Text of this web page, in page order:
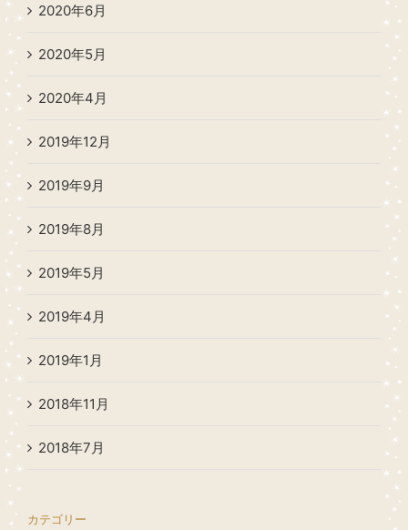
2020年6月
2020年5月
2020年4月
2019年12月
2019年9月
2019年8月
2019年5月
2019年4月
2019年1月
2018年11月
2018年7月
カテゴリー